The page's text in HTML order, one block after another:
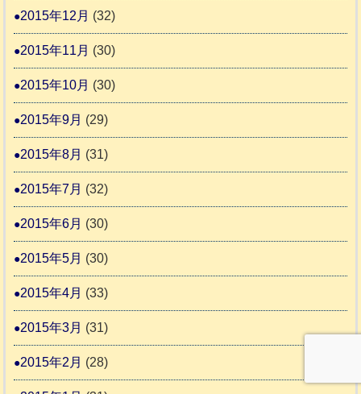
2015年12月 (32)
2015年11月 (30)
2015年10月 (30)
2015年9月 (29)
2015年8月 (31)
2015年7月 (32)
2015年6月 (30)
2015年5月 (30)
2015年4月 (33)
2015年3月 (31)
2015年2月 (28)